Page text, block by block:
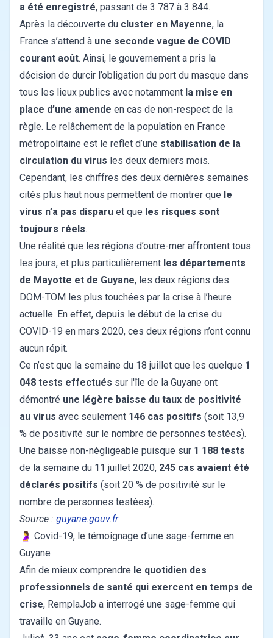
a été enregistré, passant de 3 787 à 3 844.
Après la découverte du cluster en Mayenne, la
France s’attend à une seconde vague de COVID
courant août. Ainsi, le gouvernement a pris la
décision de durcir l’obligation du port du masque dans
tous les lieux publics avec notamment la mise en
place d’une amende en cas de non-respect de la
règle. Le relâchement de la population en France
métropolitaine est le reflet d’une stabilisation de la
circulation du virus les deux derniers mois.
Cependant, les chiffres des deux dernières semaines
cités plus haut nous permettent de montrer que le
virus n’a pas disparu et que les risques sont
toujours réels.
Une réalité que les régions d’outre-mer affrontent tous
les jours, et plus particulièrement les départements
de Mayotte et de Guyane, les deux régions des
DOM-TOM les plus touchées par la crise à l’heure
actuelle. En effet, depuis le début de la crise du
COVID-19 en mars 2020, ces deux régions n’ont connu
aucun répit.
Ce n’est que la semaine du 18 juillet que les quelque 1
048 tests effectués sur l'île de la Guyane ont
démontré une légère baisse du taux de positivité
au virus avec seulement 146 cas positifs (soit 13,9
% de positivité sur le nombre de personnes testées).
Une baisse non-négligeable puisque sur 1 188 tests
de la semaine du 11 juillet 2020, 245 cas avaient été
déclarés positifs (soit 20 % de positivité sur le
nombre de personnes testées).
Source : guyane.gouv.fr
🤰 Covid-19, le témoignage d’une sage-femme en
Guyane
Afin de mieux comprendre le quotidien des
professionnels de santé qui exercent en temps de
crise, RemplaJob a interrogé une sage-femme qui
travaille en Guyane.